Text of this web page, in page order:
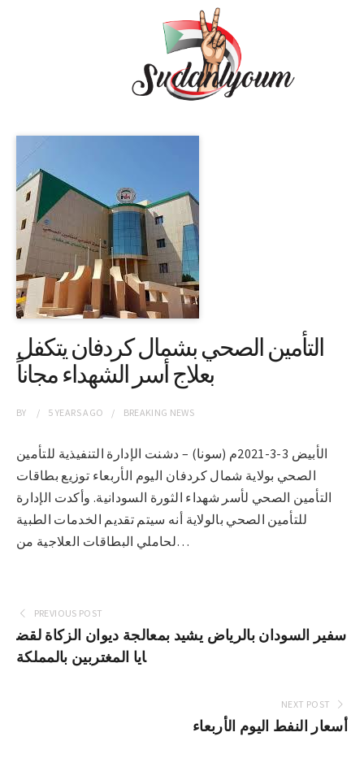
التأمين الصحي بشمال كردفان يتكفل
بعلاج أسر الشهداء مجاناً
BY 5 YEARSAGO BREAKING NEWS
الأبيض 3-3-2021م (سونا) – دشنت الإدارة التنفيذية للتأمين
الصحي بولاية شمال كردفان اليوم الأربعاء توزيع بطاقات
التأمين الصحي لأسر شهداء الثورة السودانية. وأكدت الإدارة
للتأمين الصحي بالولاية أنه سيتم تقديم الخدمات الطبية
لحاملي البطاقات العلاجية من…
PREVIOUS POST
سفير السودان بالرياض يشيد بمعالجة ديوان الزكاة لقض
ايا المغتربين بالمملكة
NEXT POST
أسعار النفط اليوم الأربعاء